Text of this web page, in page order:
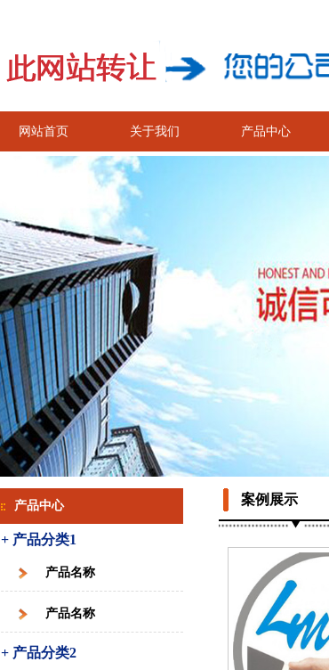
网站首页 关于我们 产品中心
产品中心
+ 产品分类1
产品名称
产品名称
+ 产品分类2
案例展示